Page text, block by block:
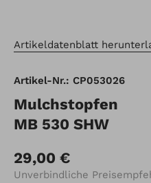
Artikeldatenblatt
Artikel-Nr.: CP053026
Mulchstopfen
MB 530 SHW
29,00 €
Unverbindliche